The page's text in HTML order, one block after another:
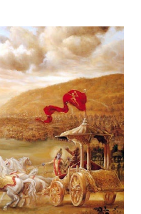
ठीक वैसे ही जैसे हमने कुछ
Relevance (UPSC / NET
(History) साहित्य: वीर रस
महत्व: ...